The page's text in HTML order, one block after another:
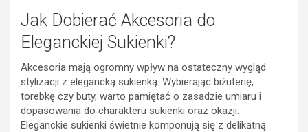
Jak Dobierać Akcesoria do
Eleganckiej Sukienki?
Akcesoria mają ogromny wpływ na ostateczny wygląd
stylizacji z elegancką sukienką. Wybierając biżuterię,
torebkę czy buty, warto pamiętać o zasadzie umiaru i
dopasowania do charakteru sukienki oraz okazji.
Eleganckie sukienki świetnie komponują się z delikatną